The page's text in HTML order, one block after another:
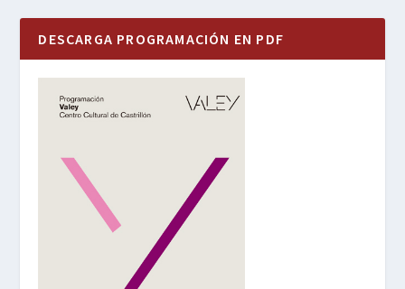
DESCARGA PROGRAMACIÓN EN PDF